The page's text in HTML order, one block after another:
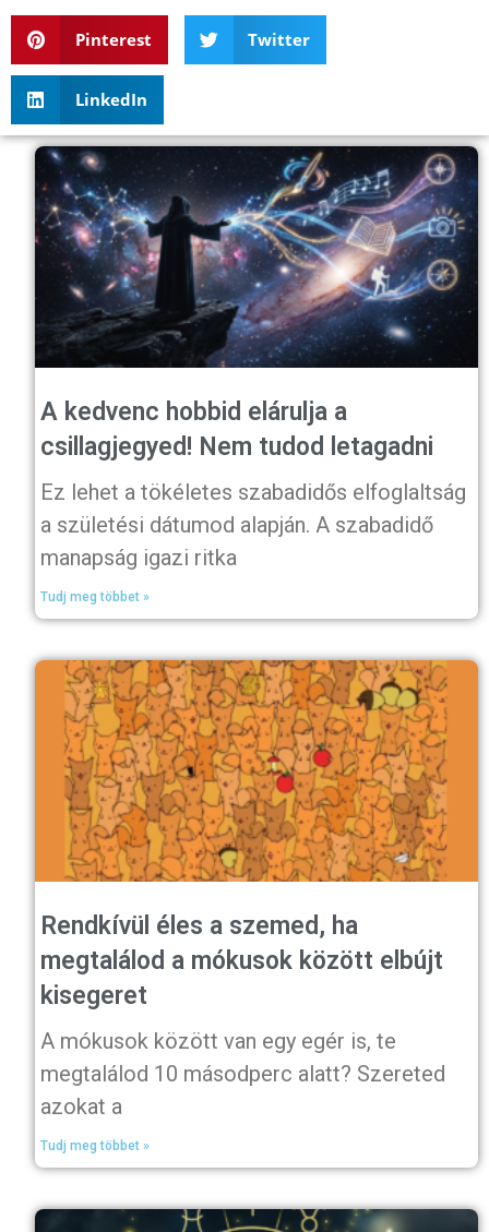
Pinterest Twitter
LinkedIn
A kedvenc hobbid elárulja a
csillagjegyed! Nem tudod letagadni
Ez lehet a tökéletes szabadidős elfoglaltság
a születési dátumod alapján. A szabadidő
manapság igazi ritka
Tudj meg többet »
Rendkívül éles a szemed, ha
megtalálod a mókusok között elbújt
kisegeret
A mókusok között van egy egér is, te
megtalálod 10 másodperc alatt? Szereted
azokat a
Tudj meg többet »